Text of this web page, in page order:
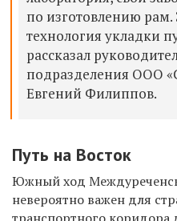
по изготовлению
технология укладки
рассказал
подразделения ООО
Евгений Филиппов.
Путь на Восток
Южный ход
невероятно важен для